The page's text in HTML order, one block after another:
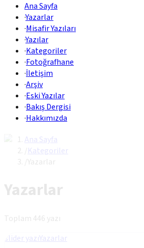
Ana Sayfa
·Yazarlar
·Misafir Yazıları
·Yazılar
·Kategoriler
·Fotoğrafhane
·İletişim
·Arşiv
·Eski Yazılar
·Bakış Dergisi
·Hakkımızda
Ana Sayfa
Kategoriler
Yazarlar
Yazarlar
Toplam 446 yazı
slider yazıYazarlar